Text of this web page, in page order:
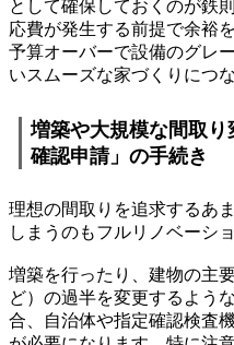
として確保しておくのが鉄
応費が発生する前提で余裕
予算オーバーで設備のグレ
いスムーズな家づくりにつ
増築や大規模な間取
確認申請」の手続き
理想の間取りを追求するあ
しまうのもフルリノベーシ
増築を行ったり、建物の主
ど）の過半を変更するよう
合、自治体や指定確認検査